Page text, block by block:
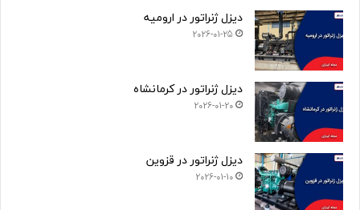
دیزل ژنراتور در ارومیه
2026-01-25
دیزل ژنراتور در کرمانشاه
2026-01-20
دیزل ژنراتور در قزوین
2026-01-10